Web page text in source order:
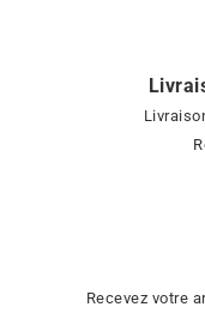
Recevez votre